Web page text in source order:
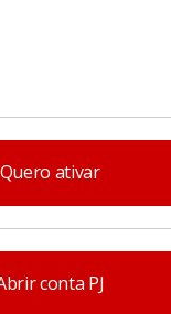
Quero ativar
conta PJ